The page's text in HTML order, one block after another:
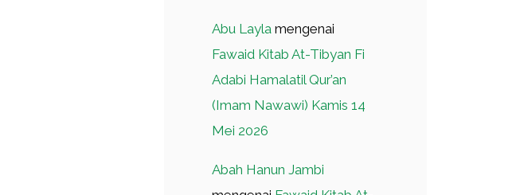
Abu Layla mengenai
Fawaid Kitab At-Tibyan Fi
Adabi Hamalatil Qur’an
(Imam Nawawi) Kamis 14
Mei 2026
Abah Hanun Jambi